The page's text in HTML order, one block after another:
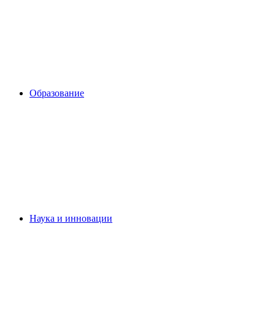
Образование
Наука и инновации